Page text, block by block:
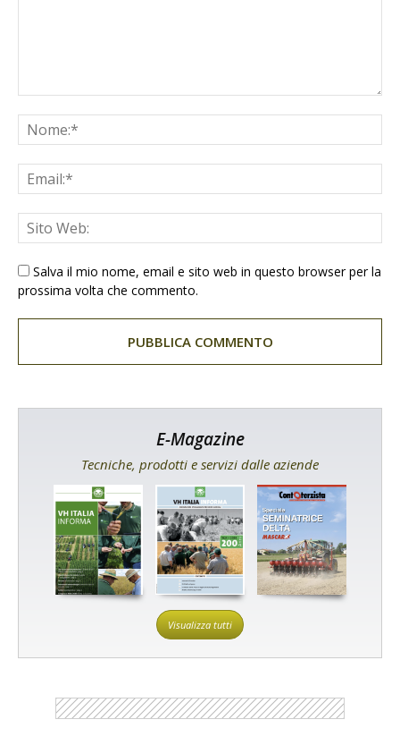
Salva il mio nome, email e sito web in questo browser per la
prossima volta che commento.
E-Magazine
Tecniche, prodotti e servizi dalle aziende
Visualizza tutti